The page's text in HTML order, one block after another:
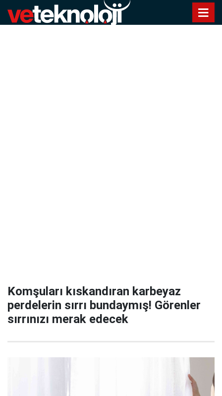
Komşuları kıskandıran karbeyaz
perdelerin sırrı bundaymış! Görenler
sırrınızı merak edecek